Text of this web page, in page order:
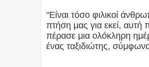
"Είναι τόσο φιλικοί
πτήση μας για εκεί, αυτή
πέρασε μια ολόκληρη
ένας ταξιδιώτης,